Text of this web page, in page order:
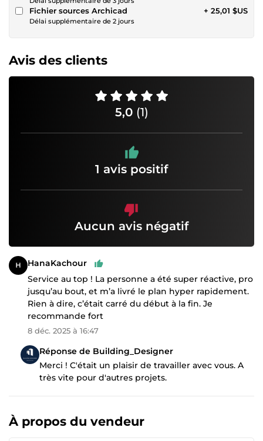
Fichier sources Archicad
Délai supplémentaire de 2 jours
+ 25,01 $US
Avis des clients
5,0 (1)
1 avis positif
Aucun avis négatif
HanaKachour
Service au top ! La personne a été super réactive, pro
jusqu’au bout, et m’a livré le plan hyper rapidement.
Rien à dire, c’était carré du début à la fin. Je
recommande fort
8 déc. 2025 à 16:47
Réponse de Building_Designer
Merci ! C'était un plaisir de travailler avec vous. A
très vite pour d'autres projets.
À propos du vendeur